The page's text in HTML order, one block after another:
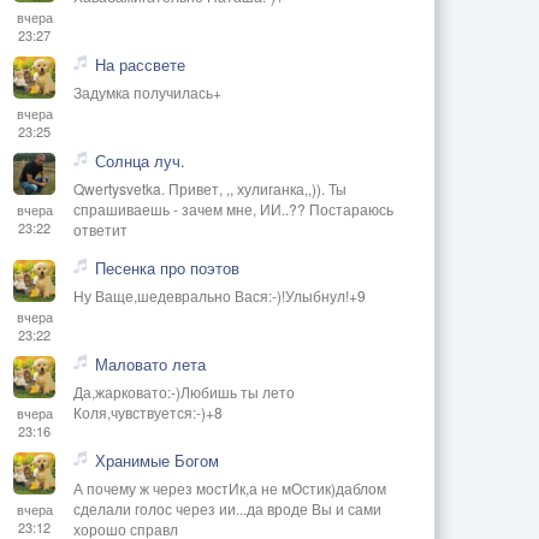
вчера
23:27
вчера
23:25
На рассвете
Задумка получилась+
вчера
23:22
Солнца луч.
Qwertysvetka. Привет, ,, хулиганка,,)). Ты
спрашиваешь - зачем мне, ИИ..?? Постараюсь
ответит
вчера
23:22
Песенка про поэтов
Ну Ваще,шедеврально Вася:-)!Улыбнул!+9
вчера
23:16
Маловато лета
Да,жарковато:-)Любишь ты лето
Коля,чувствуется:-)+8
вчера
23:12
Хранимые Богом
А почему ж через мостИк,а не мОстик)даблом
сделали голос через ии...да вроде Вы и сами
хорошо справл